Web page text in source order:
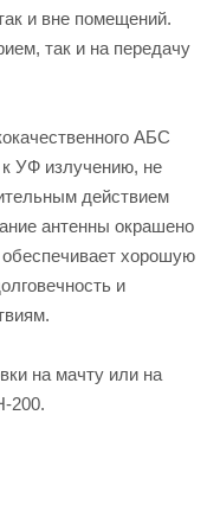
и вне помещений.
так и на передачу
АБС
к УФ излучению, не
действием
антенны окрашено
хорошую
и
на мачту или на
200.